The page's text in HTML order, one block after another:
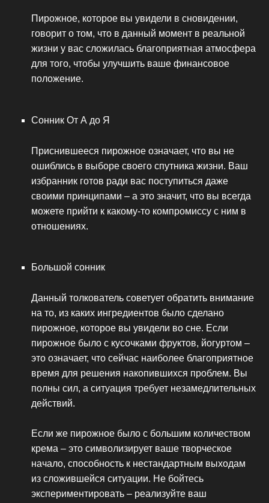
Пирожное, которое вы увидели в сновидении,
говорит о том, что в данный момент в реальной
жизни у вас сложилась благоприятная атмосфера
для того, чтобы улучшить ваше финансовое
положение.
Сонник От А до Я
Приснившееся пирожное означает, что вы не
ошиблись в выборе своего спутника жизни. Ваш
избранник готов ради вас поступиться даже
своими принципами – а это значит, что вы всегда
можете прийти к какому-то компромиссу с ним в
отношениях.
Большой сонник
Данный толкователь советует обратить внимание
на то, из каких ингредиентов было сделано
пирожное, которое вы увидели во сне. Если
пирожное было с кусочками фруктов, йогуртом –
это означает, что сейчас наиболее благоприятное
время для решения накопившихся проблем. Вы
полны сил, а ситуация требует незамедлительных
действий.
Если же пирожное было с большим количеством
крема – это символизирует ваше творческое
начало, способность к нестандартным выходам
из сложившейся ситуации. Не бойтесь
экспериментировать – реализуйте ваш